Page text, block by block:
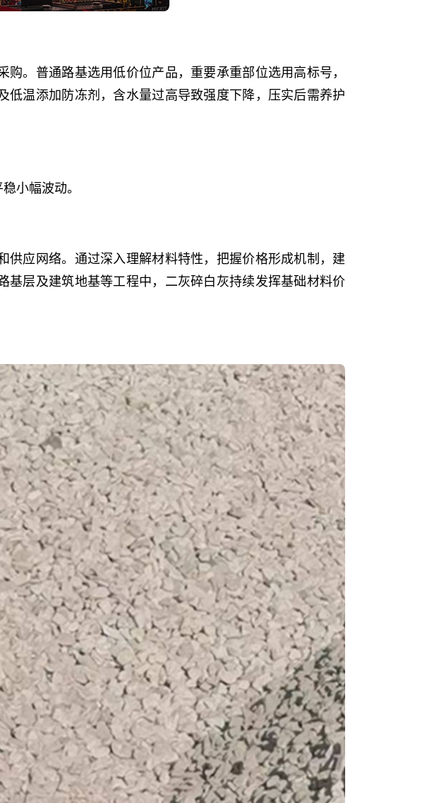
。普通路基选用低价位产品，重要承重部位选用高标号，
温添加防冻剂，含水量过高导致强度下降，压实后需养护
小幅波动。
应网络。通过深入理解材料特性，把握价格形成机制，建
层及建筑地基等工程中，二灰碎白灰持续发挥基础材料价